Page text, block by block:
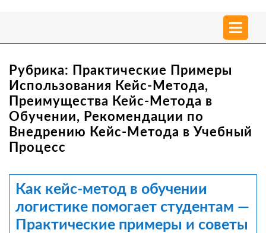
Рубрика: Практические Примеры
Использования Кейс-Метода,
Преимущества Кейс-Метода в
Обучении, Рекомендации по
Внедрению Кейс-Метода в Учебный
Процесс
Как кейс-метод в обучении
логистике помогает студентам —
Практические примеры и советы